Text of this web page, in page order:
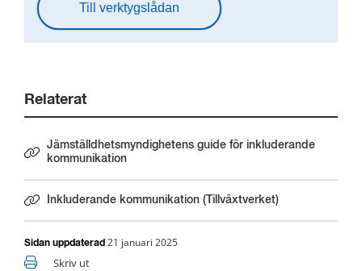
Till verktygslådan
Relaterat
Jämställdhetsmyndighetens guide för inkluderande
kommunikation
Länk till annan webbplats.
Inkluderande kommunikation (Tillväxtverket)
Länk till annan webbplats.
Sidan uppdaterad 21 januari 2025
Skriv ut